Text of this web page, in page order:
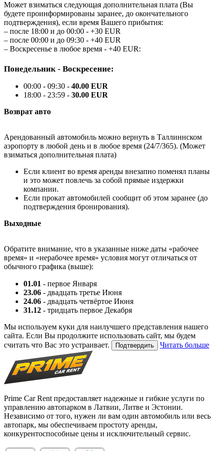
Может взиматься следующая дополнительная плата (Вы
будете проинформированы заранее, до окончательного
подтверждения), если время Вашего прибытия:
– после 18:00 и до 00:00 - +30 EUR
– после 00:00 и до 09:30 - +40 EUR
– Воскресенье в любое время - +40 EUR:
Понедельник - Воскресение:
00:00 - 09:30 - 40.00 EUR
18:00 - 23:59 - 30.00 EUR
Возврат авто
Арендованный автомобиль можно вернуть в Таллиннском
аэропорту в любой день и в любое время (24/7/365). (Может
взиматься дополнительная плата)
Если клиент во время аренды внезапно поменял планы
и это может повлечь за собой прямые издержки
компании.
Если прокат автомобилей сообщит об этом заранее (до
подтверждения бронирования).
Выходные
Обратите внимание, что в указанные ниже даты «рабочее
время» и «нерабочее время» условия могут отличаться от
обычного графика (выше):
01.01 - первое Января
23.06 - двадцать третье Июня
24.06 - двадцать четвёртое Июня
31.12 - тридцать первое Декабря
Мы используем куки для наилучшего представления нашего
сайта. Если Вы продолжите использовать сайт, мы будем
считать что Вас это устраивает.
Подтвердить Читать больше
Prime Car Rent предоставляет надежные и гибкие услуги по
управлению автопарком в Латвии, Литве и Эстонии.
Независимо от того, нужен ли вам один автомобиль или весь
автопарк, мы обеспечиваем простоту аренды,
конкурентоспособные цены и исключительный сервис.